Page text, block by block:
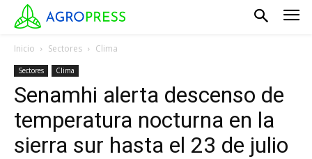
Inicio Sectores Clima
Sectores Clima
Senamhi alerta descenso de
temperatura nocturna en la
sierra sur hasta el 23 de julio